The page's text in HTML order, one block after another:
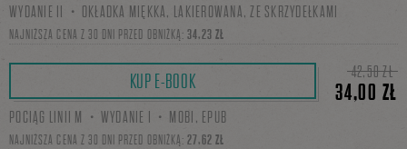
się
na
WYDANIE II・OKŁADKA MIĘKKA, LAKIEROWANA, ZE SKRZYDEŁKAMI
NAJNIŻSZA CENA Z 30 DNI PRZED OBNIŻKĄ: 34,23 ZŁ
KUP E-BOOK 42,50 ZŁ
34,00 ZŁ
POCIĄG LINII M・WYDANIE I・MOBI, EPUB
NAJNIŻSZA CENA Z 30 DNI PRZED OBNIŻKĄ: 27,62 ZŁ